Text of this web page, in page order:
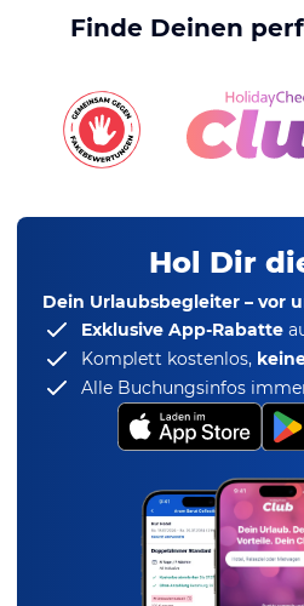
Finde Deinen
Hol Dir
Dein Urlaubsbegleiter – vor
Exklusive App-Rabatte
Komplett kostenlos,
Alle Buchungsinfos